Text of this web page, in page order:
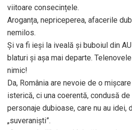
viitoare consecințele.
Aroganța, nepriceperea, afacerile
nemilos.
Și va fi ieși la iveală și buboiul din
blaturi și așa mai departe.
nimic!
Da, România are nevoie de o
isterică, ci una coerentă, condusă
personaje dubioase, care nu au idei,
„suveraniști”.